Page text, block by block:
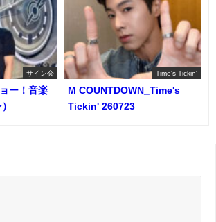
サイン会
ー！音楽
Time's Tickin'
M COUNTDOWN_Time's
Tickin' 260723